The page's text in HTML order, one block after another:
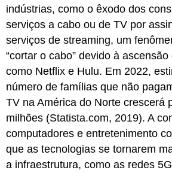
indústrias, como o êxodo dos
serviços a cabo ou de TV por
serviços de streaming, um
“cortar o cabo” devido à
como Netflix e Hulu. Em 2022,
número de famílias que não
TV na América do Norte crescerá
milhões (Statista.com, 2019). A
computadores e entretenimento
que as tecnologias se tornarem
a infraestrutura, como as redes